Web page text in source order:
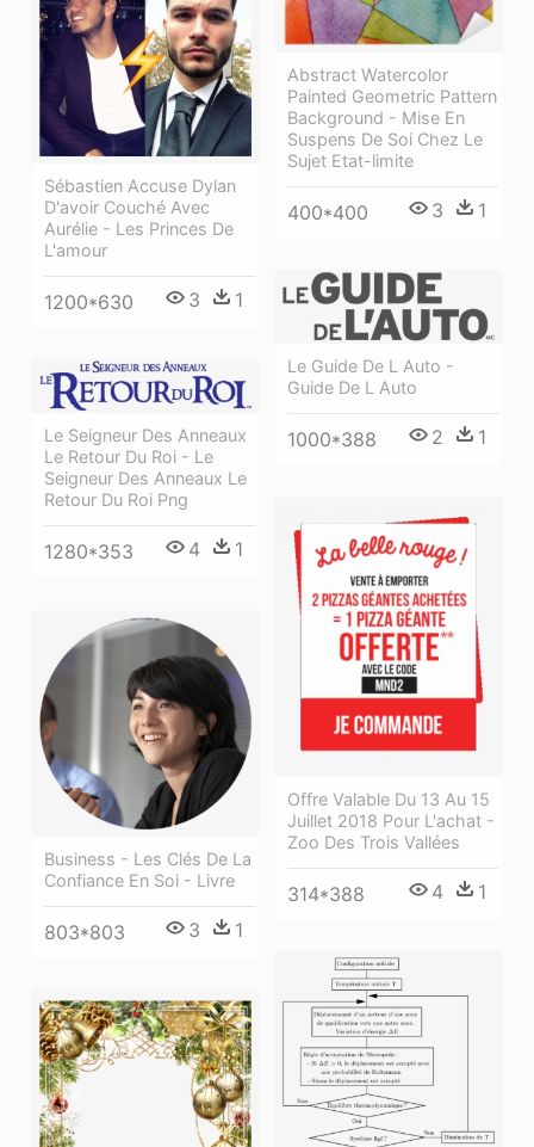
Abstract Watercolor
Painted Geometric Pattern
Background - Mise En
Suspens De Soi Chez Le
Sujet Etat-limite
400*400 3 1
Sébastien Accuse Dylan
D'avoir Couché Avec
Aurélie - Les Princes De
L'amour
1200*630 3 1
Le Guide De L Auto -
Guide De L Auto
1000*388 2 1
Le Seigneur Des Anneaux
Le Retour Du Roi - Le
Seigneur Des Anneaux Le
Retour Du Roi Png
1280*353 4 1
Offre Valable Du 13 Au 15
Juillet 2018 Pour L'achat -
Zoo Des Trois Vallées
314*388 4 1
Business - Les Clés De La
Confiance En Soi - Livre
803*803 3 1